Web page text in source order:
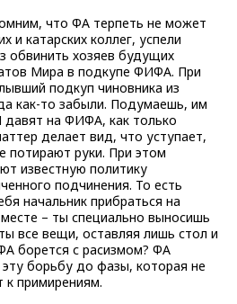
что ФА терпеть не может
и катарских коллег, успели
обвинить хозяев будущих
Мира в подкупе ФИФА. При
подкуп чиновника из
как-то забыли. Подумаешь, им
на ФИФА, как только
делает вид, что уступает,
потирают руки. При этом
известную политику
подчинения. То есть
начальник прибраться на
– ты специально выносишь
все вещи, оставляя лишь стол и
борется с расизмом? ФА
борьбу до фазы, которая не
к примирениям.